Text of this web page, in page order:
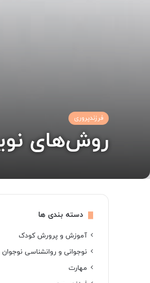
فرزندپروری
روش‌های
دسته بندی ها
آموزش و پرورش کودک
نوجوانی و روانشناسی نوجوان
مهارت